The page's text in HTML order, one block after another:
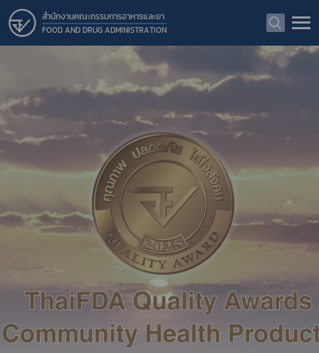
สำนักงานคณะกรรมการอาหารและยา
FOOD AND DRUG ADMINISTRATION